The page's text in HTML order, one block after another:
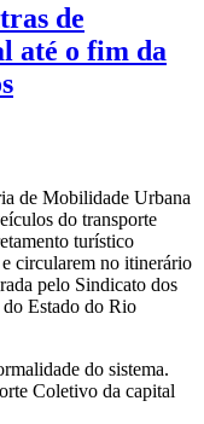
de
até o fim da
de Mobilidade Urbana
do transporte
turístico
circularem no itinerário
pelo Sindicato dos
Estado do Rio
do sistema.
Coletivo da capital